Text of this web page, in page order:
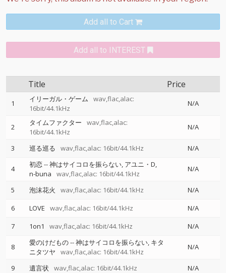
Add all to Cart
Add all to INTEREST
Title Price
1 イリーガル・ゲーム
wav,flac,alac:
16bit/44.1kHz
N/A
2 タイムファクター
wav,flac,alac:
16bit/44.1kHz
N/A
3 巡る巡る wav,flac,alac: 16bit/44.1kHz N/A
4 初恋--神はサイコロを振らない アユニ・D
n-buna
wav,flac,alac: 16bit/44.1kHz
N/A
5 泡沫花火 wav,flac,alac: 16bit/44.1kHz
N/A
6
LOVE wav,flac,alac: 16bit/44.1kHz
N/A
7
1on1 wav,flac,alac: 16bit/44.1kHz N/A
8 愛のけだもの--神はサイコロを振らない キタ
ニタツヤ
wav,flac,alac: 16bit/44.1kHz
N/A
9 遺言状 wav,flac,alac: 16bit/44.1kHz
N/A